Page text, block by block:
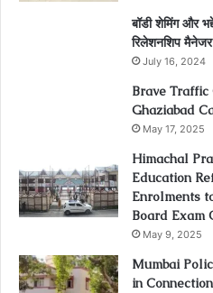
बॉडी शेमिंग और
रिलेशनशिप
July 16, 2024
Brave Traffic
Ghaziabad
May 17, 2025
Himachal
Education
Enrolments
Board Exam
May 9, 2025
Mumbai
in